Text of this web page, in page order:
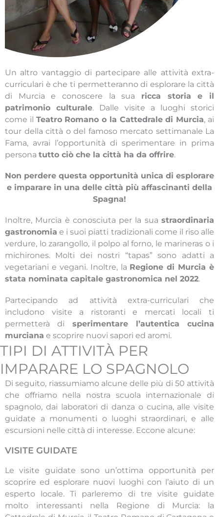
Un altro vantaggio di partecipare alle attività extra-
curriculari è che ti permetteranno di esplorare la città
di Murcia e conoscere la sua ricca storia e il
patrimonio culturale. Dalle visite a luoghi storici
come il Teatro Romano o la Cattedrale di Murcia, ai
tour della città o del famoso mercato settimanale La
Fama, avrai l’opportunità di sperimentare in prima
persona tutto ciò che la città ha da offrire.
Non perdere questa opportunità unica di esplorare
e imparare in una delle città più affascinanti della
Spagna!
Inoltre, Murcia è conosciuta per la sua straordinaria
gastronomia e i suoi piatti tradizionali come il riso alle
verdure, lo zarangollo, il polpo al forno, le marineras o i
michirones. Molti dei nostri “tapas” sono adatti a
vegetariani e vegani. Inoltre, la Regione di Murcia è
stata nominata capitale gastronomica nel 2022.
Partecipando ad attività extra-curriculari che
includono visite a ristoranti e mercati locali ti
permetterà di sperimentare l’autentica cucina
murciana e scoprire nuovi sapori ed aromi.
TIPI DI ATTIVITÀ PER
IMPARARE LO SPAGNOLO
Di seguito, riassumiamo alcune delle più di 50 attività
che offriamo nella nostra scuola internazionale di
spagnolo, dai laboratori di danza o cucina, alle visite
guidate a monumenti o luoghi straordinari, e alle
escursioni nelle città di interesse. Eccone alcune:
VISITE GUIDATE
Le visite guidate sono un’ottima opportunità per
scoprire ed esplorare nuovi luoghi con l’aiuto di un
esperto locale. Ti parleremo di tre visite guidate
molto interessanti nella Regione di Murcia: la